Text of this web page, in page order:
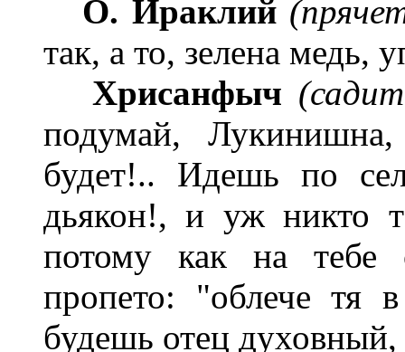
О. Ираклий
так, а то, зелена медь,
Хрисанфыч
подумай,
будет!.. Идешь по
дьякон!, и уж никто
потому как на тебе
пропето: "облече тя
будешь отец